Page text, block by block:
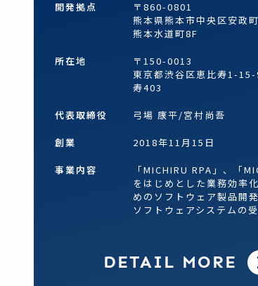
開発拠点
〒860-0801
熊本県熊本市中央区安政
熊本水道町8F
所在地
〒150-0013
東京都渋谷区恵比寿1-
寿403
代表取締役 弓場 康平/宮村尚吾
創業 2018年11月15日
事業内容
「MICHIRU RPA」、「
をはじめとした業務効率
めのソフトウェア製品開
ソフトウェアシステムの
DETAIL MORE